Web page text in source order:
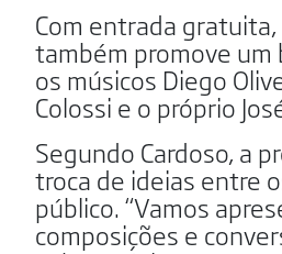
Com entrada
também promove um
os músicos Diego
Colossi e o próprio
Segundo Cardoso, a
troca de ideias entre
público. “Vamos
composições e